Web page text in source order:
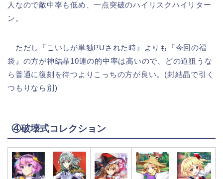
人なので敵中率も低め、一点突破のハイリスクハイリター
ン。
ただし『こいしが単独PUされた時』よりも『今回の福
袋』の方が神結晶10連の的中率は高いので、どの道狙うな
ら普通に復刻を待つよりこっちの方が良い。(封結晶で引く
つもりなら別)
④破壊式コレクション